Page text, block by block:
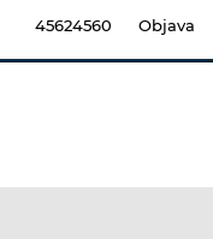
45624560 Objava